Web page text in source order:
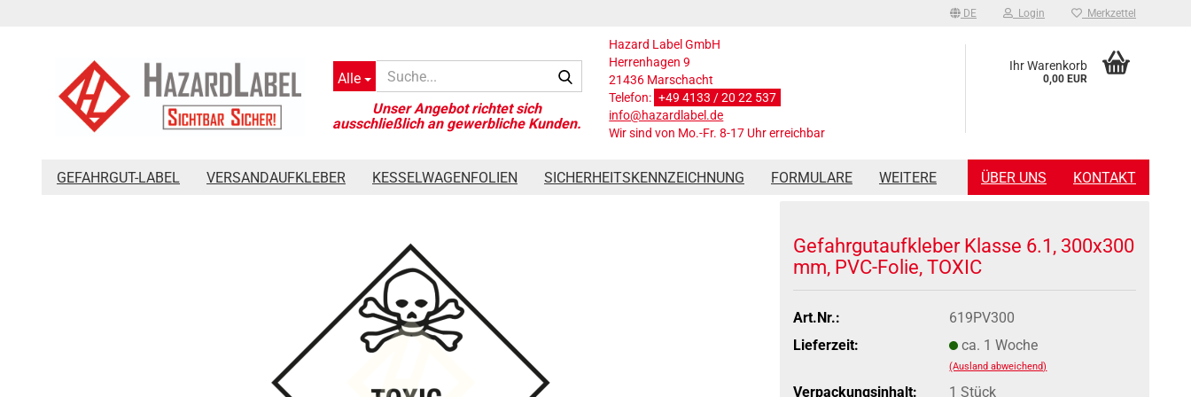
DE Login Merkzettel
Alle
Suche...
Hazard Label GmbH
Herrenhagen 9
21436 Marschacht
Telefon: +49 4133 / 20 22 537
info@hazardlabel.de
Wir sind von Mo.-Fr. 8-17 Uhr erreichbar
Ihr Warenkorb
0,00 EUR
GEFAHRGUT-LABEL VERSANDAUFKLEBER KESSELWAGENFOLIEN SICHERHEITSKENNZEICHNUNG FORMULARE ÜBER UNS KONTAKT
WEITERE
Gefahrgutaufkleber Klasse 6.1, 300x300
mm, PVC-Folie, TOXIC
Art.Nr.:
619PV300
Lieferzeit:
ca. 1 Woche
(Ausland abweichend)
Verpackungsinhalt: 1 Stück